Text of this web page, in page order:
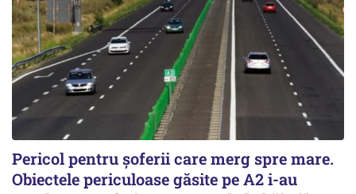
Pericol pentru șoferii care merg spre mare.
Obiectele periculoase găsite pe A2 i-au